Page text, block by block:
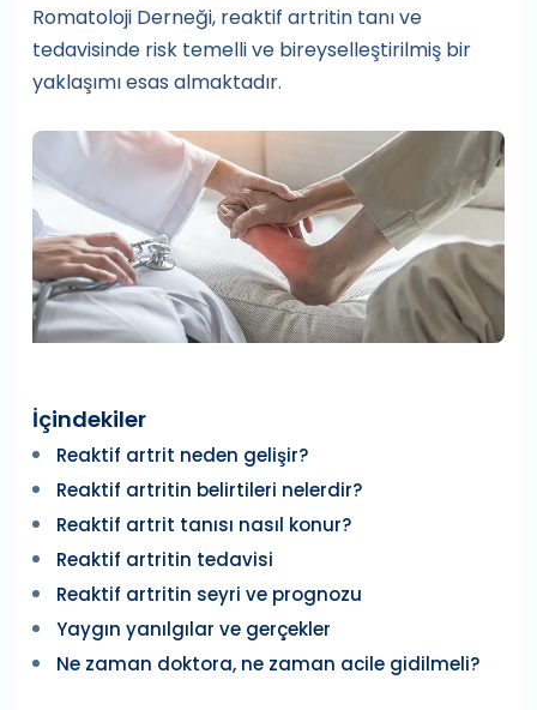
Romatoloji Derneği, reaktif artritin tanı ve
tedavisinde risk temelli ve bireyselleştirilmiş bir
yaklaşımı esas almaktadır.
İçindekiler
Reaktif artrit neden gelişir?
Reaktif artritin belirtileri nelerdir?
Reaktif artrit tanısı nasıl konur?
Reaktif artritin tedavisi
Reaktif artritin seyri ve prognozu
Yaygın yanılgılar ve gerçekler
Ne zaman doktora, ne zaman acile gidilmeli?